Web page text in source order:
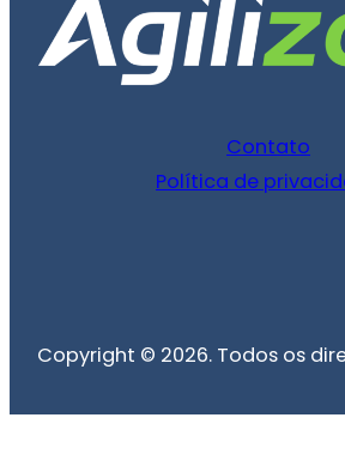
Contato
Política de
Copyright © 2026. Todos os